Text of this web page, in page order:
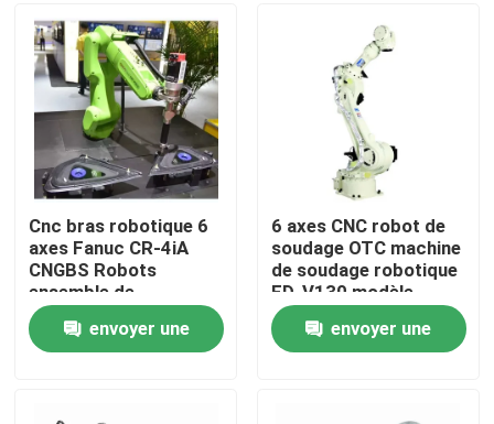
Visite de l'usine
Contrôle de la qualité
Nous contacter
Blog
Demandez un devis
Cnc bras robotique 6
axes Fanuc CR-4iA
CNGBS Robots
ensemble de
vêtements de
collaboration robot
soudage
envoyer une
6 axes CNC robot de
soudage OTC machine
de soudage robotique
FD-V130 modèle
2.139m portée
envoyer une